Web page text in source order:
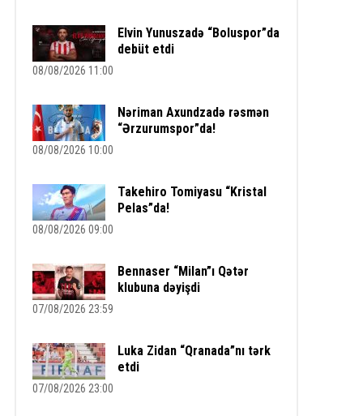
Elvin Yunuszadə “Boluspor”da
debüt etdi
08/08/2026 11:00
Nəriman Axundzadə rəsmən
“Ərzurumspor”da!
08/08/2026 10:00
Takehiro Tomiyasu “Kristal
Pelas”da!
08/08/2026 09:00
Bennaser “Milan”ı Qətər
klubuna dəyişdi
07/08/2026 23:59
Luka Zidan “Qranada”nı tərk
etdi
07/08/2026 23:00